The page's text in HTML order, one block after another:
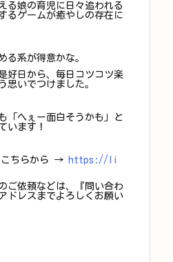
る娘の育児に日々追われる
るゲームが癒やしの存在に
る系が得意かな。
好日から、毎日コツコツ楽
思いでつけました。
「へぇー面白そうかも」と
います！
ちらから →
https://li
ご依頼などは、『問い合わ
ドレスまでよろしくお願い